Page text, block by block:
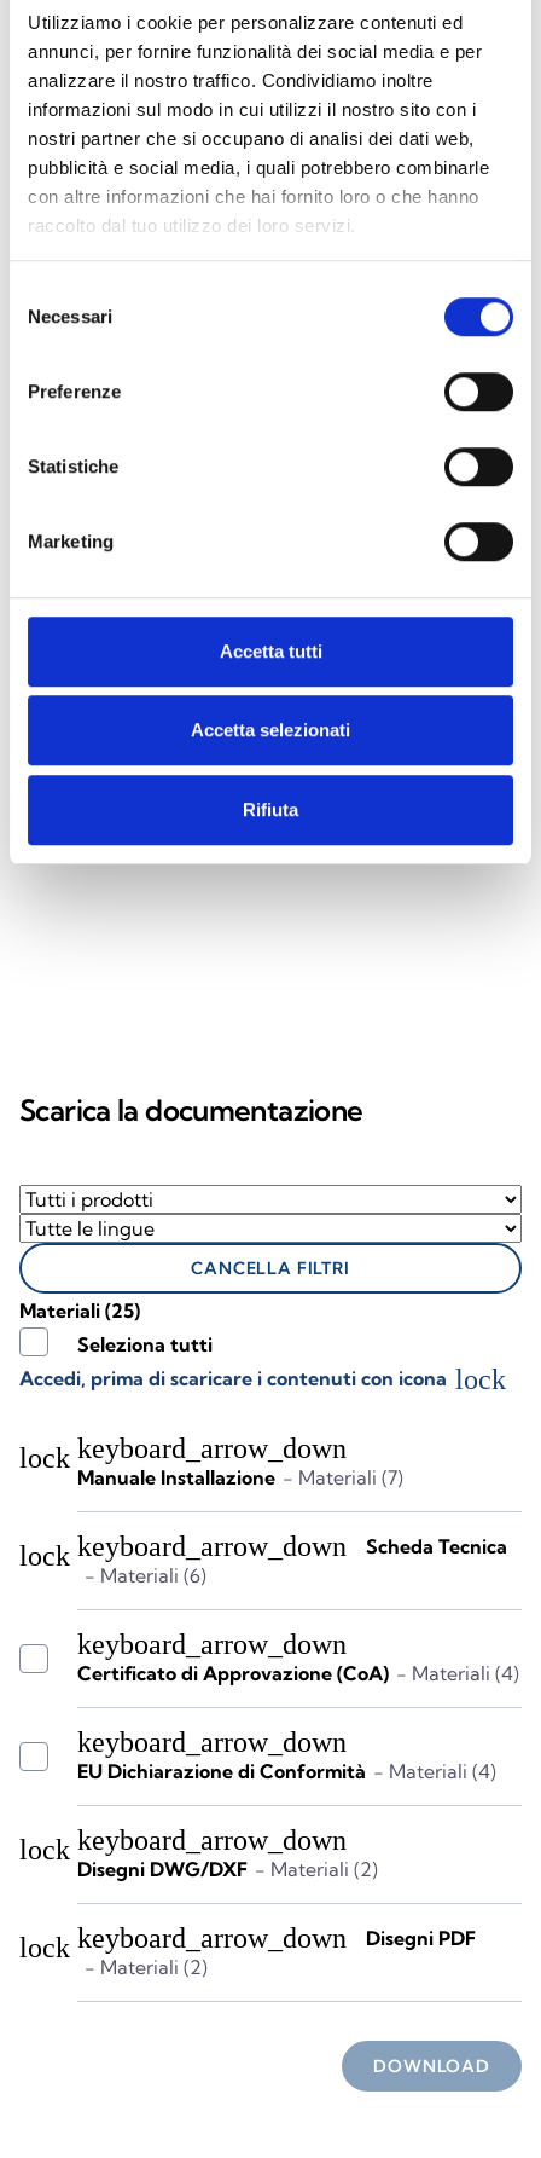
Utilizziamo i cookie per personalizzare contenuti ed
annunci, per fornire funzionalità dei social media e per
analizzare il nostro traffico. Condividiamo inoltre
informazioni sul modo in cui utilizzi il nostro sito con i
nostri partner che si occupano di analisi dei dati web,
pubblicità e social media, i quali potrebbero combinarle
con altre informazioni che hai fornito loro o che hanno
raccolto dal tuo utilizzo dei loro servizi.
delNecessari
Preferenze
Statistiche
Marketing
Accetta tutti
Accetta selezionati
Rifiuta
Scarica la documentazione
lock keyboard_arrow_down
Manuale Installazione - Materiali (7)
lock keyboard_arrow_down
Scheda Tecnica
- Materiali (6)
keyboard_arrow_down
Certificato di Approvazione (CoA) - Materiali (4)
keyboard_arrow_down
EU Dichiarazione di Conformità - Materiali (4)
lock keyboard_arrow_down
Disegni DWG/DXF - Materiali (2)
lock keyboard_arrow_down
Disegni PDF
- Materiali (2)
Materiali (25)
Seleziona tutti
Accedi, prima di scaricare i contenuti con icona lock
CANCELLA FILTRI
DOWNLOAD